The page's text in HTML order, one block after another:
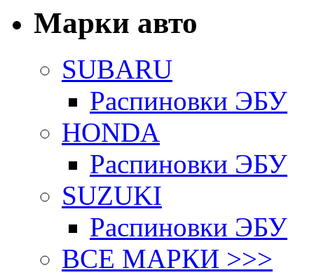
Марки авто
SUBARU
Распиновки ЭБУ
HONDA
Распиновки ЭБУ
SUZUKI
Распиновки ЭБУ
ВСЕ МАРКИ >>>